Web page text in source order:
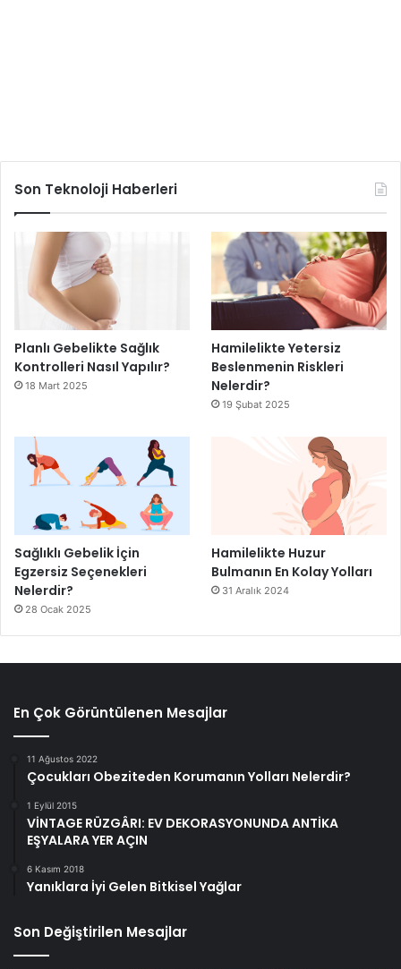
Son Teknoloji Haberleri
Planlı Gebelikte Sağlık
Kontrolleri Nasıl Yapılır?
18 Mart 2025
Hamilelikte Yetersiz
Beslenmenin Riskleri
Nelerdir?
19 Şubat 2025
Sağlıklı Gebelik İçin
Egzersiz Seçenekleri
Nelerdir?
28 Ocak 2025
Hamilelikte Huzur
Bulmanın En Kolay Yolları
31 Aralık 2024
En Çok Görüntülenen Mesajlar
11 Ağustos 2022
Çocukları Obeziteden Korumanın Yolları Nelerdir?
1 Eylül 2015
VİNTAGE RÜZGÂRI: EV DEKORASYONUNDA ANTİKA
EŞYALARA YER AÇIN
6 Kasım 2018
Yanıklara İyi Gelen Bitkisel Yağlar
Son Değiştirilen Mesajlar